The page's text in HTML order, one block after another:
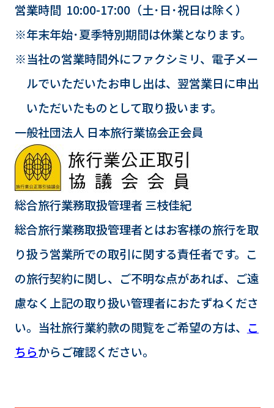
営業時間 10:00-17:00（土･日･祝日は除く）
※年末年始･夏季特別期間は休業となります。
※当社の営業時間外にファクシミリ、電子メー
ルでいただいたお申し出は、翌営業日に申出
いただいたものとして取り扱います。
一般社団法人 日本旅行業協会正会員
総合旅行業務取扱管理者 三枝佳紀
総合旅行業務取扱管理者とはお客様の旅行を取
り扱う営業所での取引に関する責任者です。こ
の旅行契約に関し、ご不明な点があれば、ご遠
慮なく上記の取り扱い管理者におたずねくださ
い。当社旅行業約款の閲覧をご希望の方は、 こ
ちらからご確認ください。